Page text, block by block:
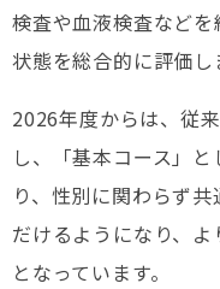
検査や血液検査など
状態を総合的に評価し
2026年度からは、従
し、「基本コース」
り、性別に関わらず
だけるようになり、
となっています。